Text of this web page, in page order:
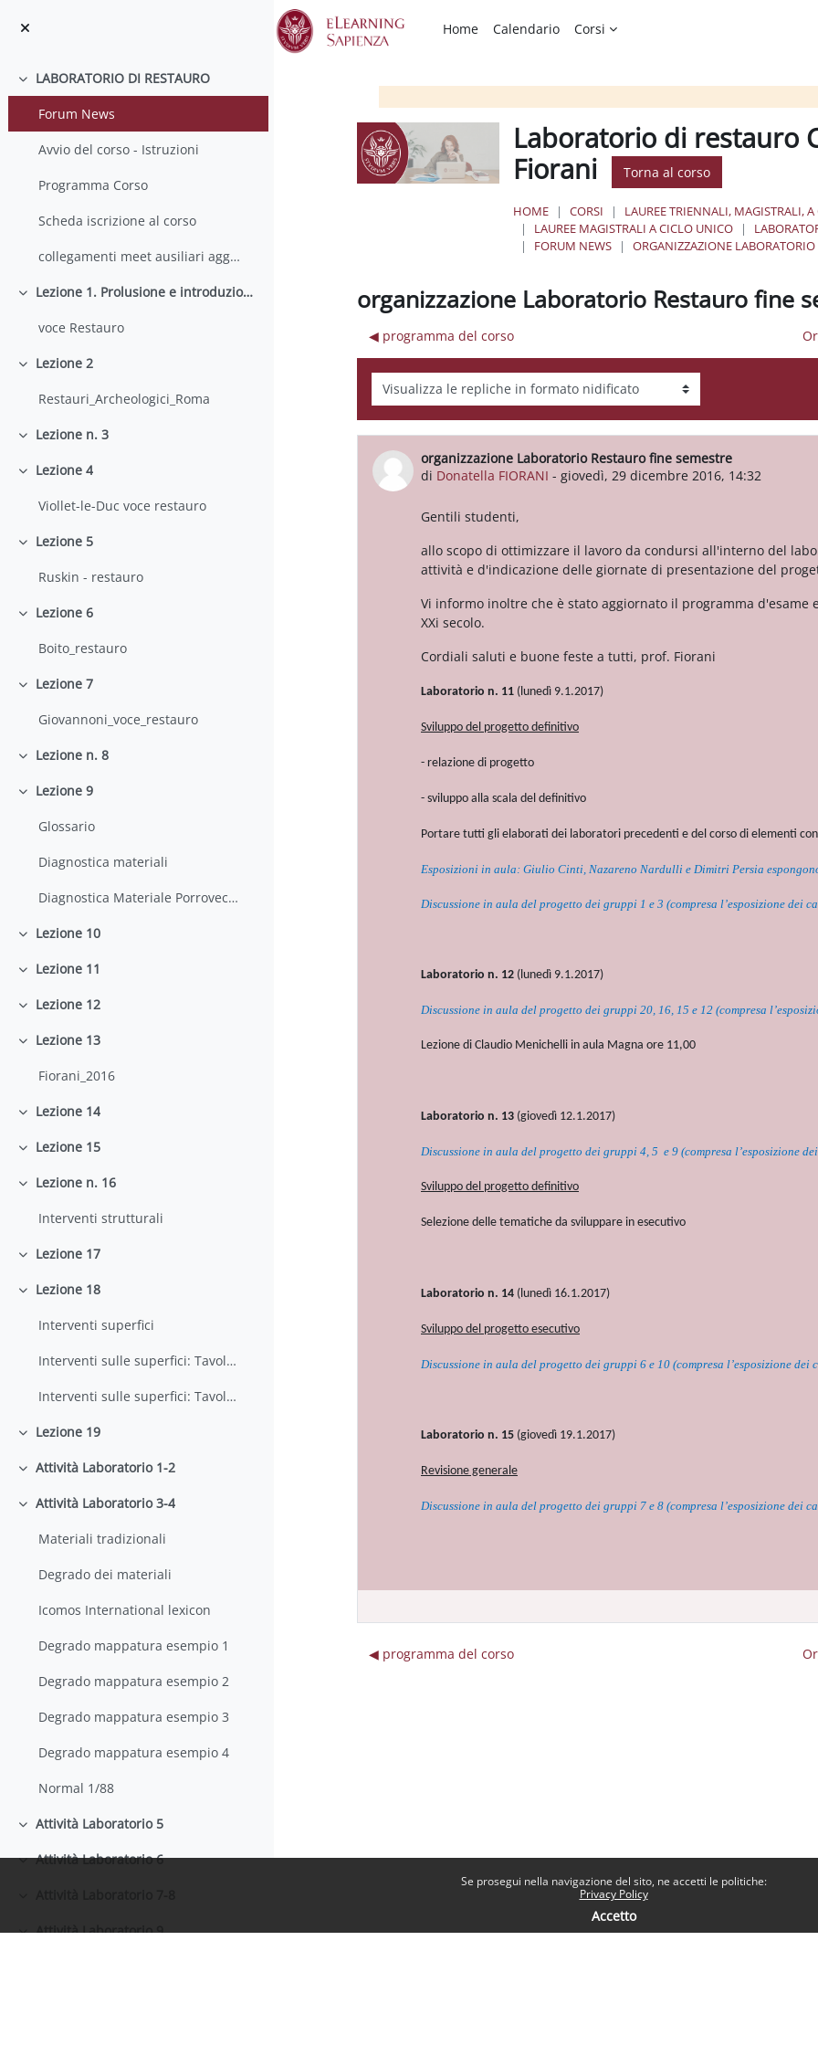
Se prosegui nella navigazione del sito, ne accetti le politiche:
Privacy Policy
Accetto
Home Calendario Corsi
Minimizza
LABORATORIO DI RESTAURO
Forum News
Avvio del corso - Istruzioni
Programma Corso
Scheda iscrizione al corso
collegamenti meet ausiliari aggiornati
Minimizza Lezione 1. Prolusione e introduzione al corso
voce Restauro
Minimizza
Lezione 2
Restauri_Archeologici_Roma
Minimizza
Lezione n. 3
Minimizza
Lezione 4
Viollet-le-Duc voce restauro
Minimizza
Lezione 5
Ruskin - restauro
Minimizza
Lezione 6
Boito_restauro
Minimizza
Lezione 7
Giovannoni_voce_restauro
Minimizza
Lezione n. 8
Minimizza
Lezione 9
Glossario
Diagnostica materiali
Diagnostica Materiale Porrovecchio
Minimizza
Lezione 10
Minimizza
Lezione 11
Minimizza
Lezione 12
Minimizza
Lezione 13
Fiorani_2016
Minimizza
Lezione 14
Minimizza
Lezione 15
Minimizza
Lezione n. 16
Interventi strutturali
Minimizza
Lezione 17
Minimizza
Lezione 18
Interventi superfici
Interventi sulle superfici: Tavola1
Interventi sulle superfici: Tavola 2
Minimizza
Lezione 19
Minimizza
Attività Laboratorio 1-2
Minimizza
Attività Laboratorio 3-4
Materiali tradizionali
Degrado dei materiali
Icomos International lexicon
Degrado mappatura esempio 1
Degrado mappatura esempio 2
Degrado mappatura esempio 3
Degrado mappatura esempio 4
Normal 1/88
Minimizza
Attività Laboratorio 5
Attività Laboratorio 6
Attività Laboratorio 9
Laboratorio di restauro
Fiorani
Torna al corso
HOME CORSI LAUREE TRIENNALI, MAGISTRALI,
LAUREE MAGISTRALI A CICLO UNICO
FORUM NEWS
ORGANIZZAZIONE LABORATORIO
organizzazione Laboratorio Restauro fine
◀︎ programma del corso
Modalità visualizzazione
organizzazione Laboratorio Restauro fine semestre
di Donatella FIORANI - giovedì, 29 dicembre 2016, 14:32
Numero di risposte: 0
Gentili studenti,
allo scopo di ottimizzare il lavoro da condursi all'interno del
attività e d'indicazione delle giornate di presentazione del
Vi informo inoltre che è stato aggiornato il programma
XXi secolo.
Cordiali saluti e buone feste a tutti, prof. Fiorani
Laboratorio n. 11 (lunedì 9.1.2017)
Sviluppo del progetto definitivo
- relazione di progetto
- sviluppo alla scala del definitivo
Portare tutti gli elaborati dei laboratori precedenti e del corso di elementi
Esposizioni in aula: Giulio Cinti, Nazareno Nardulli e Dimitri Persia
Discussione in aula del progetto dei gruppi 1 e 3 (compresa l’esposizione dei
Laboratorio n. 12 (lunedì 9.1.2017)
Discussione in aula del progetto dei gruppi 20, 16, 15 e 12 (compresa
Lezione di Claudio Menichelli in aula Magna ore 11,00
Laboratorio n. 13 (giovedì 12.1.2017)
Discussione in aula del progetto dei gruppi 4, 5 e 9 (compresa l’esposizione
Sviluppo del progetto definitivo
Selezione delle tematiche da sviluppare in esecutivo
Laboratorio n. 14 (lunedì 16.1.2017)
Sviluppo del progetto esecutivo
Discussione in aula del progetto dei gruppi 6 e 10 (compresa l’esposizione dei
Laboratorio n. 15 (giovedì 19.1.2017)
Revisione generale
Discussione in aula del progetto dei gruppi 7 e 8 (compresa l’esposizione dei
◀︎ programma del corso